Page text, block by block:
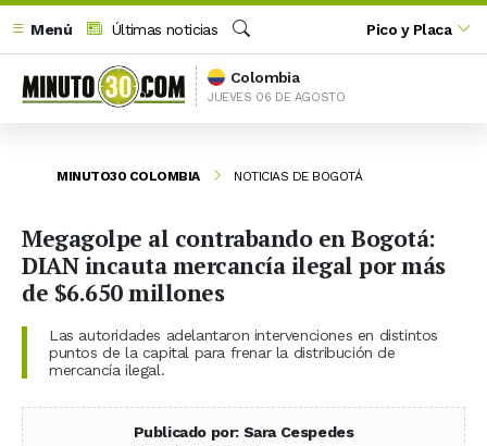
Menú
Últimas noticias
Buscar
Pico y Placa
Colombia
JUEVES 06 DE AGOSTO
MINUTO30 COLOMBIA NOTICIAS DE BOGOTÁ
Megagolpe al contrabando en Bogotá:
DIAN incauta mercancía ilegal por más
de $6.650 millones
Las autoridades adelantaron intervenciones en distintos
puntos de la capital para frenar la distribución de
mercancía ilegal.
Publicado por: Sara Cespedes